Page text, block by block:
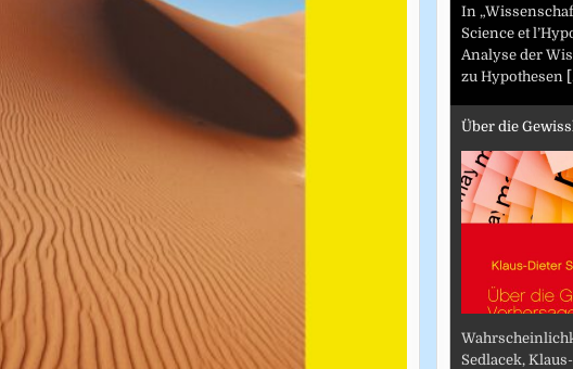
In
Science et
Analyse der
zu Hypothesen
Über die
Sedlacek,